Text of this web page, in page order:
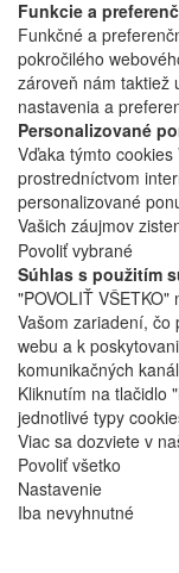
Funkcie a
Funkčné a
pokročilého
zároveň nám taktiež
nastavenia a
Personalizované
Vďaka týmto
prostredníctvom
personalizované
Vašich záujmov
Povoliť vybrané
Súhlas s použitím
"POVOLIŤ
Vašom zariadení, čo
webu a k
komunikačných
Kliknutím na tlačidlo
jednotlivé typy
Viac sa dozviete v
Povoliť všetko
Nastavenie
Iba nevyhnutné